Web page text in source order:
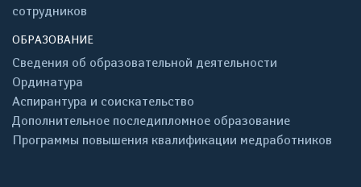
сотрудников
ОБРАЗОВАНИЕ
Сведения об образовательной деятельности
Ординатура
Аспирантура и соискательство
Дополнительное последипломное образование
Программы повышения квалификации медработников